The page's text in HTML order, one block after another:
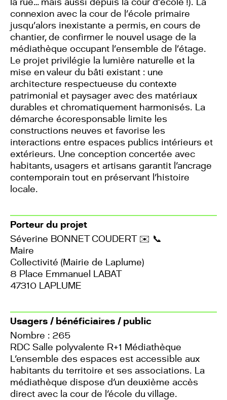
connexion avec la cour de l’école primaire
jusqu’alors inexistante a permis, en cours de
chantier, de confirmer le nouvel usage de la
médiathèque occupant l’ensemble de l’étage.
Le projet privilégie la lumière naturelle et la
mise en valeur du bâti existant : une
architecture respectueuse du contexte
patrimonial et paysager avec des matériaux
durables et chromatiquement harmonisés. La
démarche écoresponsable limite les
constructions neuves et favorise les
interactions entre espaces publics intérieurs et
extérieurs. Une conception concertée avec
habitants, usagers et artisans garantit l'ancrage
contemporain tout en préservant l'histoire
locale.
Porteur du projet
Séverine BONNET COUDERT ✉️ 📞
Maire
Collectivité (Mairie de Laplume)
8 Place Emmanuel LABAT
47310 LAPLUME
Usagers / bénéficiaires / public
Nombre : 265
RDC Salle polyvalente R+1 Médiathèque
L'ensemble des espaces est accessible aux
habitants du territoire et ses associations. La
médiathèque dispose d'un deuxième accès
direct avec la cour de l'école du village.